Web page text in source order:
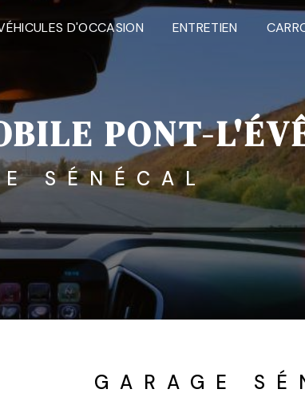
D'OCCASION ENTRETIEN
PONT-
SÉNÉCAL
GARAGE